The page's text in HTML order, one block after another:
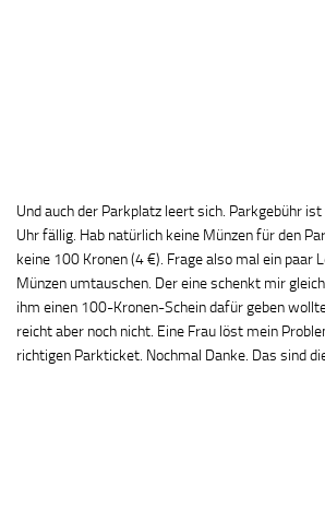
Und auch der Parkplatz leert sich. Parkgebühr
Uhr fällig. Hab natürlich keine Münzen für den
keine 100 Kronen (4 €). Frage also mal ein paar
Münzen umtauschen. Der eine schenkt mir
ihm einen 100-Kronen-Schein dafür geben
reicht aber noch nicht. Eine Frau löst mein
richtigen Parkticket. Nochmal Danke. Das sind